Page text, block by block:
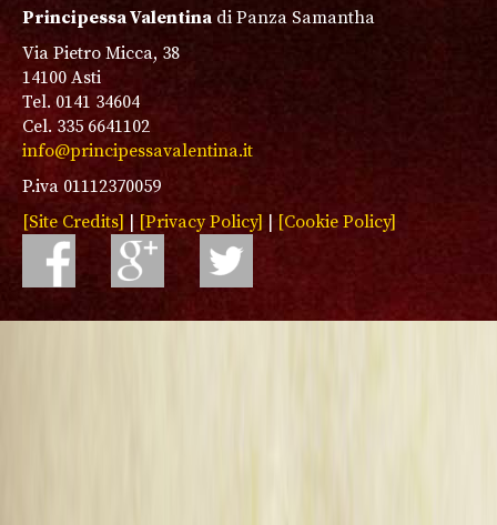
Principessa Valentina di Panza Samantha
Via Pietro Micca, 38
14100 Asti
Tel. 0141 34604
Cel. 335 6641102
info@principessavalentina.it
P.iva 01112370059
[Site Credits]
[Privacy Policy] [Cookie Policy]